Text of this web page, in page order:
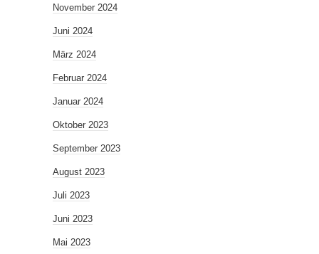
November 2024
Juni 2024
März 2024
Februar 2024
Januar 2024
Oktober 2023
September 2023
August 2023
Juli 2023
Juni 2023
Mai 2023